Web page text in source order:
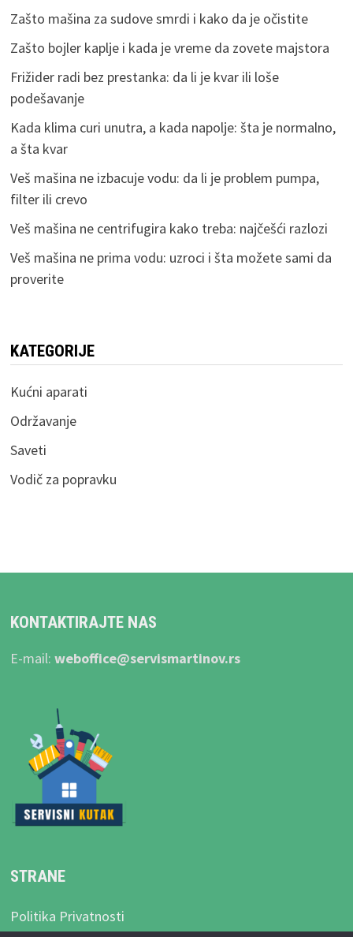
Zašto mašina za sudove smrdi i kako da je očistite
Zašto bojler kaplje i kada je vreme da zovete majstora
Frižider radi bez prestanka: da li je kvar ili loše
podešavanje
Kada klima curi unutra, a kada napolje: šta je normalno,
a šta kvar
Veš mašina ne izbacuje vodu: da li je problem pumpa,
filter ili crevo
Veš mašina ne centrifugira kako treba: najčešći razlozi
Veš mašina ne prima vodu: uzroci i šta možete sami da
proverite
KATEGORIJE
Kućni aparati
Održavanje
Saveti
Vodič za popravku
KONTAKTIRAJTE NAS
E-mail: weboffice@servismartinov.rs
STRANE
Politika Privatnosti